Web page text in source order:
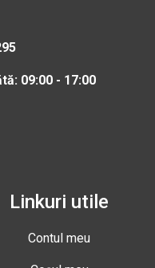
09:00 - 17:00
Linkuri utile
Contul meu